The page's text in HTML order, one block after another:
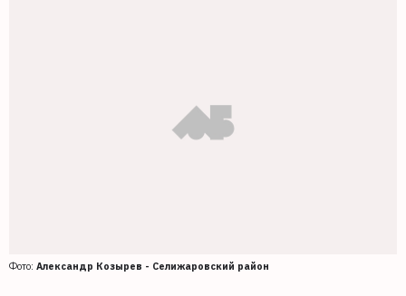
Фото: Александр Козырев - Селижаровский район